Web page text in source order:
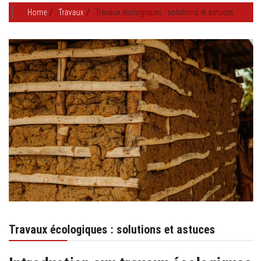
Home Travaux Travaux écologiques : solutions et astuces
Travaux écologiques : solutions et astuces